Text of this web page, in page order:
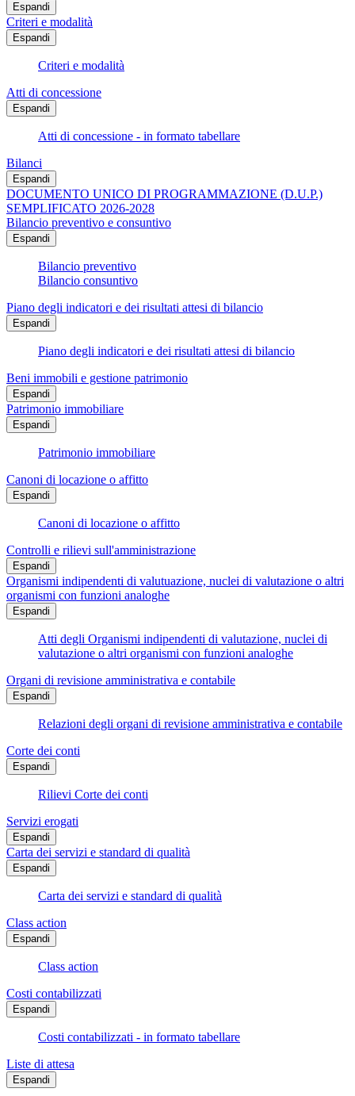
Espandi
Criteri e modalità
Espandi
Criteri e modalità
Atti di concessione
Espandi
Atti di concessione - in formato tabellare
Bilanci
Espandi
DOCUMENTO UNICO DI PROGRAMMAZIONE (D.U.P.)
SEMPLIFICATO 2026-2028
Bilancio preventivo e consuntivo
Espandi
Bilancio preventivo
Bilancio consuntivo
Piano degli indicatori e dei risultati attesi di bilancio
Espandi
Piano degli indicatori e dei risultati attesi di bilancio
Beni immobili e gestione patrimonio
Espandi
Patrimonio immobiliare
Espandi
Patrimonio immobiliare
Canoni di locazione o affitto
Espandi
Canoni di locazione o affitto
Controlli e rilievi sull'amministrazione
Espandi
Organismi indipendenti di valutuazione, nuclei di valutazione o altri
organismi con funzioni analoghe
Espandi
Atti degli Organismi indipendenti di valutazione, nuclei di
valutazione o altri organismi con funzioni analoghe
Organi di revisione amministrativa e contabile
Espandi
Relazioni degli organi di revisione amministrativa e contabile
Corte dei conti
Espandi
Rilievi Corte dei conti
Servizi erogati
Espandi
Carta dei servizi e standard di qualità
Espandi
Carta dei servizi e standard di qualità
Class action
Espandi
Class action
Costi contabilizzati
Espandi
Costi contabilizzati - in formato tabellare
Liste di attesa
Espandi